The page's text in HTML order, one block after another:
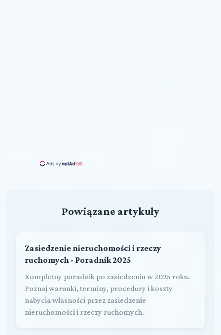
Powiązane artykuły
Zasiedzenie nieruchomości i rzeczy
ruchomych - Poradnik 2025
Kompletny poradnik po zasiedzeniu w 2025 roku.
Poznaj warunki, terminy, procedury i koszty
nabycia własności przez zasiedzenie
nieruchomości i rzeczy ruchomych.